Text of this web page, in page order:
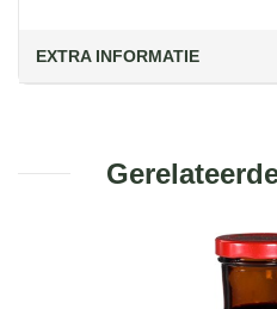
EXTRA INFORMATIE